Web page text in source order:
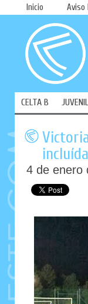
Inicio Aviso
CELTA B
incluída
4 de enero